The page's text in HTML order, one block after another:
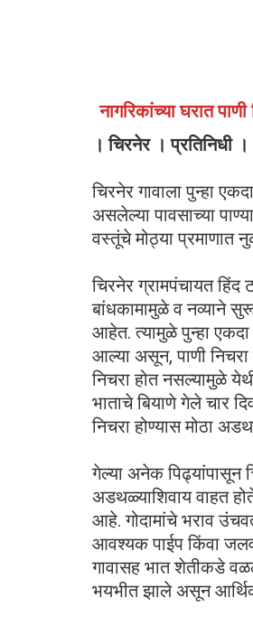
नागरिकांच्या घरात
। चिरनेर । प्रतिनिधी ।
चिरनेर गावाला पुन्हा
असलेल्या पावसाच्या
वस्तूंचे मोठ्या
चिरनेर ग्रामपंचायत हिंद
बांधकामामुळे व नव्याने सुरू
आहेत. त्यामुळे पुन्हा
आल्या असून, पाणी निचरा
निचरा होत नसल्यामुळे
भाताचे बियाणे गेले चार
निचरा होण्यास मोठा
गेल्या अनेक पिढ्यांपासून
अडथळ्याशिवाय वाहत
आहे. गोदामांचे भराव
आवश्यक पाईप किंवा
गावासह भात शेतीकडे
भयभीत झाले असून